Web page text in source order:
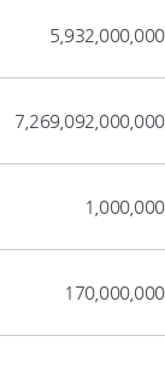
5,932,000,000
7,269,092,000,000
1,000,000
170,000,000